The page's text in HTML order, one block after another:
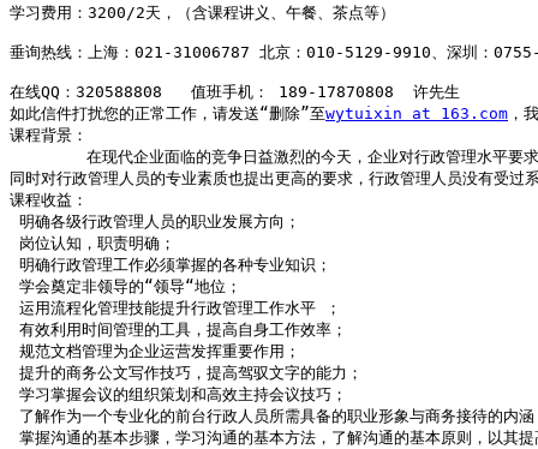
学习费用：3200/2天，（含课程讲义、午餐、茶点等）
垂询热线：上海：021-31006787 北京：010-5129-9910、深圳：
在线QQ：320588808   值班手机： 189-17870808  许先生
如此信件打扰您的正常工作，请发送“删除”至wytuixin at 163.com ，
课程背景：
在现代企业面临的竞争日益激烈的今天，企业对行政管理水平要
同时对行政管理人员的专业素质也提出更高的要求，行政管理人员没有受
课程收益：
明确各级行政管理人员的职业发展方向；
岗位认知，职责明确；
明确行政管理工作必须掌握的各种专业知识；
学会奠定非领导的“领导“地位；
运用流程化管理技能提升行政管理工作水平 ；
有效利用时间管理的工具，提高自身工作效率；
规范文档管理为企业运营发挥重要作用；
提升的商务公文写作技巧，提高驾驭文字的能力；
学习掌握会议的组织策划和高效主持会议技巧；
了解作为一个专业化的前台行政人员所需具备的职业形象与商务接待的内
掌握沟通的基本步骤，学习沟通的基本方法，了解沟通的基本原则，以其